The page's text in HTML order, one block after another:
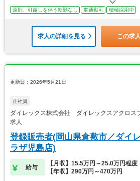
原則、引越しを伴う転勤なし 車通勤可 積極採用中
求人の詳細を見る この求
更新日：2026年5月21日
正社員
ダイレックス株式会社 ダイレックスアクロス
求人
登録販売者(岡山県倉敷市／ダイ
ラザ児島店)
給与
【月収】15.5万円～25.0万円程度
【年収】290万円～470万円